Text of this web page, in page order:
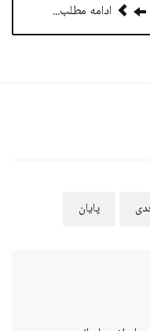
ادامه مطلب...
پایان